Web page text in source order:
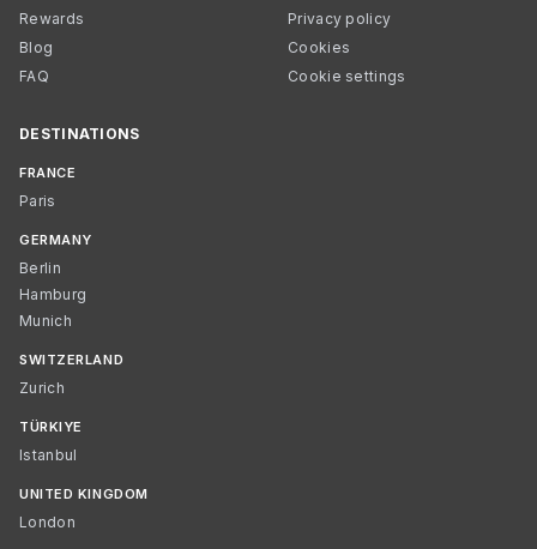
Rewards
Blog
FAQ
Privacy policy
Cookies
Cookie settings
DESTINATIONS
FRANCE
Paris
GERMANY
Berlin
Hamburg
Munich
SWITZERLAND
Zurich
TÜRKIYE
Istanbul
UNITED KINGDOM
London